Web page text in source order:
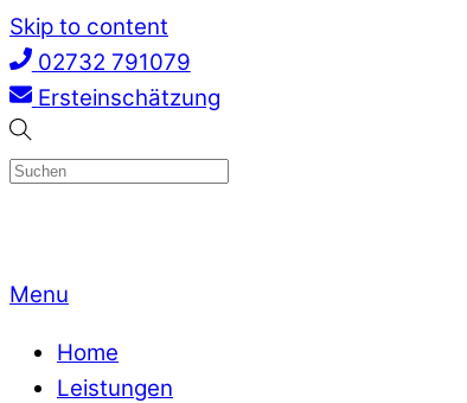
Skip to content
02732 791079
Ersteinschätzung
Menu
Home
Leistungen